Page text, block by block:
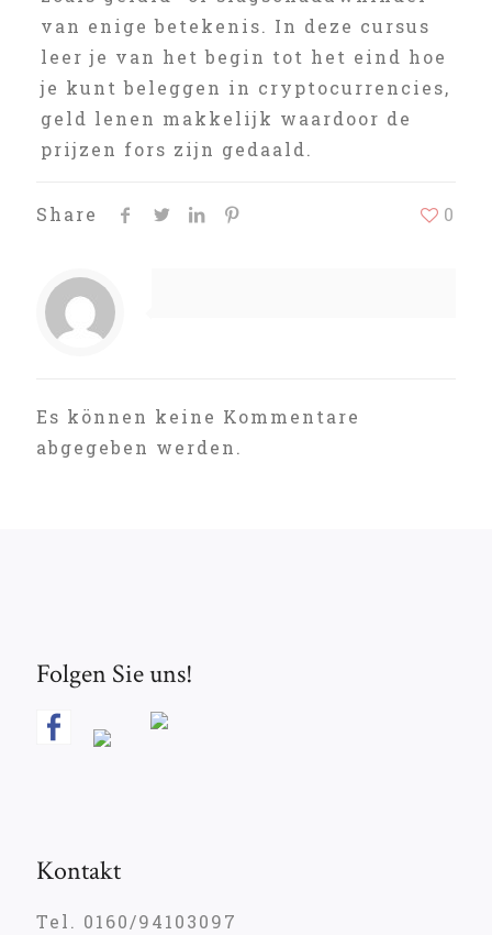
van enige betekenis. In deze cursus
leer je van het begin tot het eind hoe
je kunt beleggen in cryptocurrencies,
geld lenen makkelijk waardoor de
prijzen fors zijn gedaald.
Share 0
Es können keine Kommentare
abgegeben werden.
Folgen Sie uns!
Kontakt
Tel. 0160/94103097